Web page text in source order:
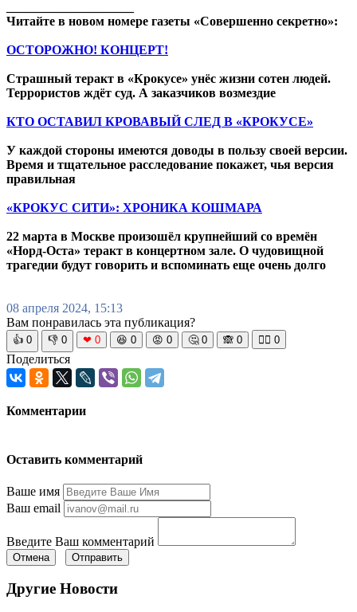
Читайте в новом номере газеты «Совершенно секретно»:
ОСТОРОЖНО! КОНЦЕРТ!
Страшный теракт в «Крокусе» унёс жизни сотен людей.
Террористов ждёт суд. А заказчиков возмездие
КТО ОСТАВИЛ КРОВАВЫЙ СЛЕД В «КРОКУСЕ»
У каждой стороны имеются доводы в пользу своей версии.
Время и тщательное расследование покажет, чья версия
правильная
«КРОКУС СИТИ»: ХРОНИКА КОШМАРА
22 марта в Москве произошёл крупнейший со времён
«Норд-Оста» теракт в концертном зале. О чудовищной
трагедии будут говорить и вспоминать еще очень долго
08 апреля 2024, 15:13
Вам понравилась эта публикация?
👍 0 👎 0 ❤ 0 😆 0 😡 0 🤔 0 🙈 0 🧘‍♀️ 0
Поделиться
Комментарии
Оставить комментарий
Ваше имя
Ваш email
Введите Ваш комментарий
Отмена Отправить
Другие Новости